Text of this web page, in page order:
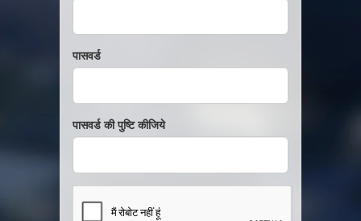
पासवर्ड
पासवर्ड की पुष्टि कीजिये